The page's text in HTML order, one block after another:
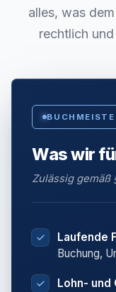
alles, was
rechtlich
Was wir
Zulässig gemäß
Laufende
Buchung,
Lohn- und